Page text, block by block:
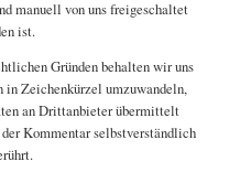
manuell von uns freigeschaltet
ist.
Gründen behalten wir uns
in Zeichenkürzel umzuwandeln,
an Drittanbieter übermittelt
Kommentar selbstverständlich